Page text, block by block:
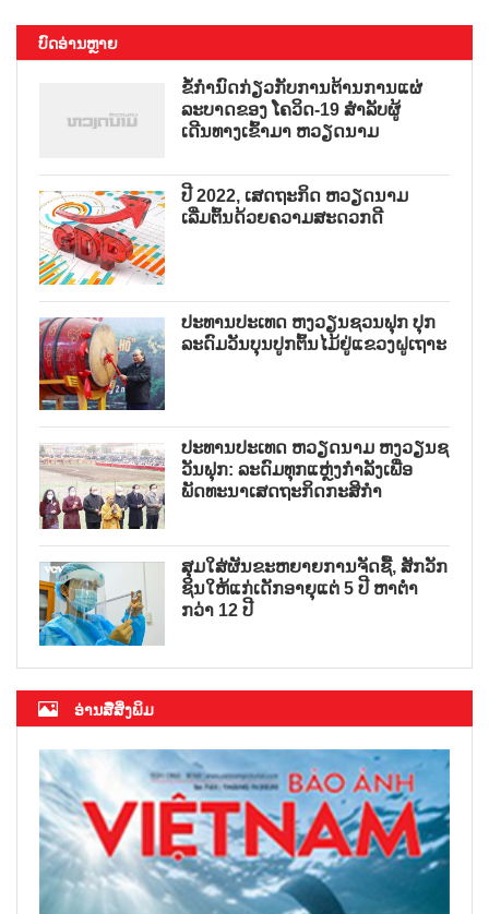
ບົດອ່ານຫຼາຍ
ຂໍ້ກຳນົດກ່ຽວກັບການຕ້ານການແຜ່
ລະບາດຂອງ ໂຄວິດ-19 ສຳລັບຜູ້
ເດີນທາງເຂົ້າມາ ຫວຽດນາມ
ປີ 2022, ເສດຖະກິດ ຫວຽດນາມ
ເລີ່ມຕົ້ນດ້ວຍຄວາມສະດວກດີ
ປະທານປະເທດ ຫງວຽນຊວນຟຸກ ປຸກ
ລະດົມວັນບຸນປູກຕົ້ນໄມ້ຢູ່ແຂວງຝູເຖາະ
ປະທານປະເທດ ຫວຽດນາມ ຫງວຽນຊ
ວັນຟຸກ: ລະດົມທຸກແຫຼ່ງກຳລັງເພື່ອ
ພັດທະນາເສດຖະກິດກະສິກຳ
ສຸມໃສ່ຜັນຂະຫຍາຍການຈັດຊື້, ສັກວັກ
ຊິນໃຫ້ແກ່ເດັກອາຍຸແຕ່ 5 ປີ ຫາຕ່ຳ
ກວ່າ 12 ປີ
ອ່ານສື່ສິ່ງພິມ